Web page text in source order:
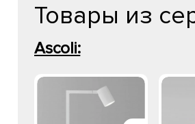
Товары из
Ascoli: